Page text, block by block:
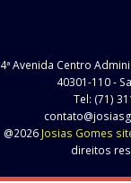
4ª Avenida Centro
40301-110-
Tel: (71)
@2026 Josias Gomes
direitos